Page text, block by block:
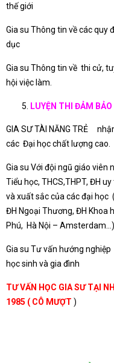
thế giới
Gia su Thông tin về các quy
dục
Gia su Thông tin về thi cử,
hội việc làm.
LUYỆN THI ĐẢM BẢO
GIA SƯ TÀI NĂNG TRẺ
các Đại học chất lượng cao.
Gia su Với đội ngũ giáo viên
Tiểu học, THCS,THPT, ĐH
và xuất sắc của các đại học
ĐH Ngoại Thương, ĐH Khoa
Phú, Hà Nội – Amsterdam…).
Gia su Tư vấn hướng
học sinh và gia đình
TƯ VẤN HỌC GIA SƯ TẠI
1985 ( CÔ MƯỢT )